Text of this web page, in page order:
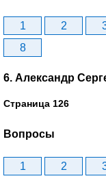
1 2
8
6. Александр
Страница 126
Вопросы
1 2